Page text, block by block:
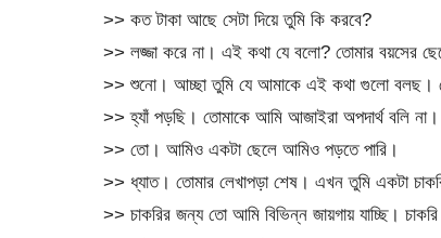
>> কত টাকা আছে সেটা দিয়ে তুমি কি করবে?
>> লজ্জা করে না। এই কথা যে বলো? তোমার বয়সের
>> শুনো। আচ্ছা তুমি যে আমাকে এই কথা গুলো বলছ।
>> হ্যাঁ পড়ছি। তোমাকে আমি আজাইরা অপদার্থ বলি
>> তো। আমিও একটা ছেলে আমিও পড়তে পারি।
>> ধ্যাত। তোমার লেখাপড়া শেষ। এখন তুমি একটা
>> চাকরির জন্য তো আমি বিভিন্ন জায়গায় যাচ্ছি। চাকরি